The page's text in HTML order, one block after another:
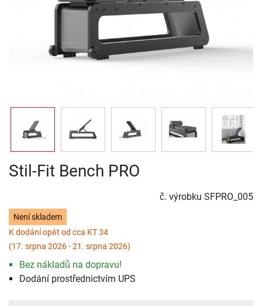
Stil-Fit Bench PRO
č. výrobku SFPRO_005
Není skladem
K dodání opět od cca KT 34
(17. srpna 2026 - 21. srpna 2026)
Bez nákladů na dopravu!
Dodání prostřednictvím UPS